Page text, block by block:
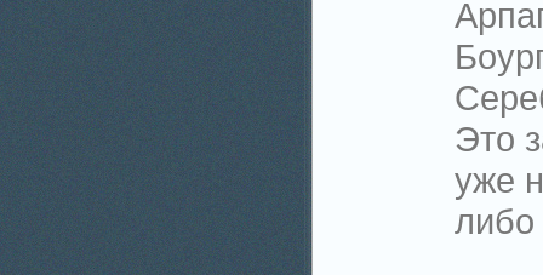
Это
уже